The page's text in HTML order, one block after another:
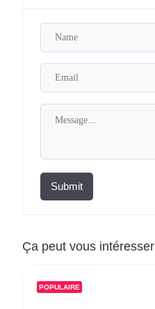
Submit
Ça peut vous intéresser
POPULAIRE